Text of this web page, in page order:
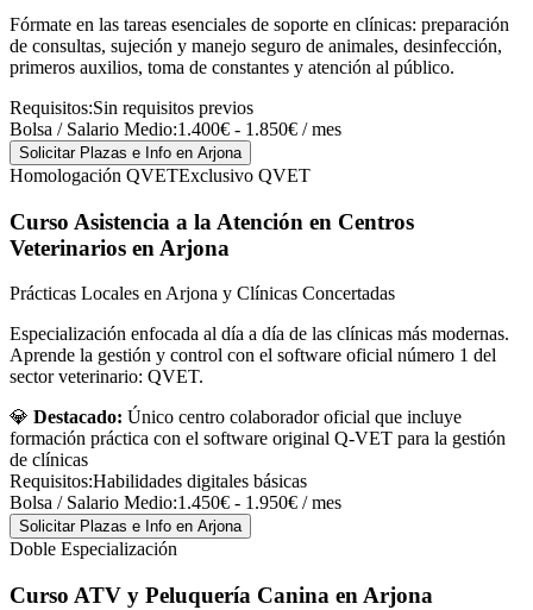
Fórmate en las tareas esenciales de soporte en clínicas: preparación
de consultas, sujeción y manejo seguro de animales, desinfección,
primeros auxilios, toma de constantes y atención al público.
Requisitos:Sin requisitos previos
Bolsa / Salario Medio:1.400€ - 1.850€ / mes
Solicitar Plazas e Info en Arjona
Homologación QVETExclusivo QVET
Curso Asistencia a la Atención en Centros
Veterinarios en Arjona
Prácticas Locales en Arjona y Clínicas Concertadas
Especialización enfocada al día a día de las clínicas más modernas.
Aprende la gestión y control con el software oficial número 1 del
sector veterinario: QVET.
💎 Destacado: Único centro colaborador oficial que incluye
formación práctica con el software original Q-VET para la gestión
de clínicas
Requisitos:Habilidades digitales básicas
Bolsa / Salario Medio:1.450€ - 1.950€ / mes
Solicitar Plazas e Info en Arjona
Doble Especialización
Curso ATV y Peluquería Canina en Arjona